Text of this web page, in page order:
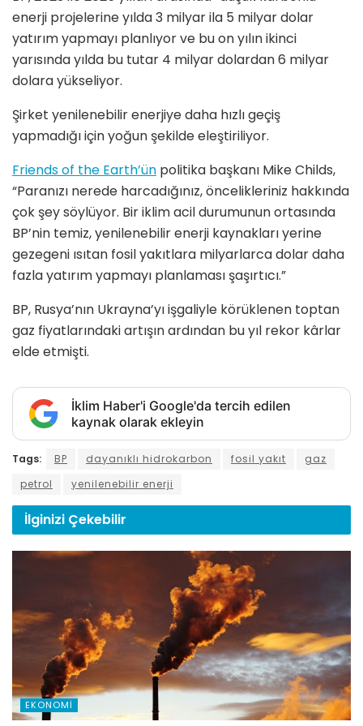
enerji projelerine yılda 3 milyar ila 5 milyar dolar
yatırım yapmayı planlıyor ve bu on yılın ikinci
yarısında yılda bu tutar 4 milyar dolardan 6 milyar
dolara yükseliyor.
Şirket yenilenebilir enerjiye daha hızlı geçiş
yapmadığı için yoğun şekilde eleştiriliyor.
Friends of the Earth’ün politika başkanı Mike Childs,
“Paranızı nerede harcadığınız, öncelikleriniz hakkında
çok şey söylüyor. Bir iklim acil durumunun ortasında
BP’nin temiz, yenilenebilir enerji kaynakları yerine
gezegeni ısıtan fosil yakıtlara milyarlarca dolar daha
fazla yatırım yapmayı planlaması şaşırtıcı.”
BP, Rusya’nın Ukrayna’yı işgaliyle körüklenen toptan
gaz fiyatlarındaki artışın ardından bu yıl rekor kârlar
elde etmişti.
İklim Haber'i Google'da tercih edilen
kaynak olarak ekleyin
Tags: BP dayanıklı hidrokarbon fosil yakıt
gaz
petrol
yenilenebilir enerji
İlginizi Çekebilir
EKONOMI